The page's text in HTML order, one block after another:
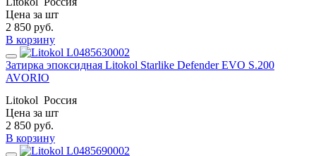
Цена за шт
2 850 руб.
В корзину
Затирка эпоксидная Litokol Starlike Defender EVO S.200
AVORIO
Litokol Россия
Цена за шт
2 850 руб.
В корзину